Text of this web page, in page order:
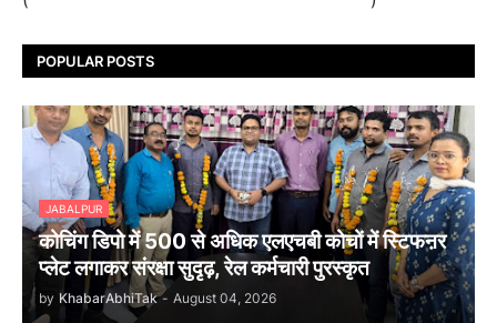
POPULAR POSTS
JABALPUR
कोचिंग डिपो में 500 से अधिक एलएचबी कोचों में स्टिफऩर
प्लेट लगाकर संरक्षा सुदृढ़, रेल कर्मचारी पुरस्कृत
by KhabarAbhiTak - August 04, 2026